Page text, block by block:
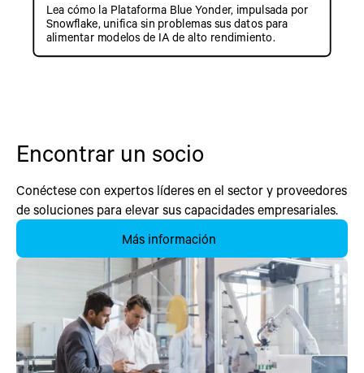
Lea cómo la Plataforma Blue Yonder, impulsada por
Snowflake, unifica sin problemas sus datos para
alimentar modelos de IA de alto rendimiento.
Encontrar un socio
Conéctese con expertos líderes en el sector y proveedores
de soluciones para elevar sus capacidades empresariales.
Más información